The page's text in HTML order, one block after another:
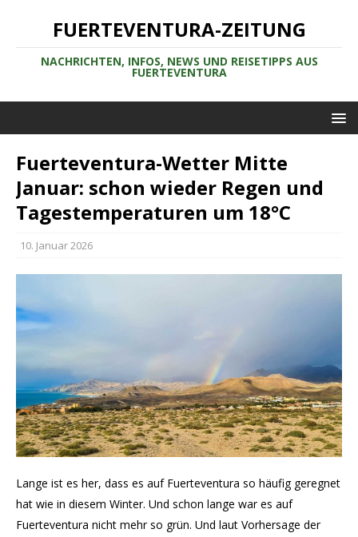
FUERTEVENTURA-ZEITUNG
NACHRICHTEN, INFOS, NEWS UND REISETIPPS AUS
FUERTEVENTURA
Fuerteventura-Wetter Mitte
Januar: schon wieder Regen und
Tagestemperaturen um 18°C
10. Januar 2026
Lange ist es her, dass es auf Fuerteventura so häufig geregnet
hat wie in diesem Winter. Und schon lange war es auf
Fuerteventura nicht mehr so grün. Und laut Vorhersage der